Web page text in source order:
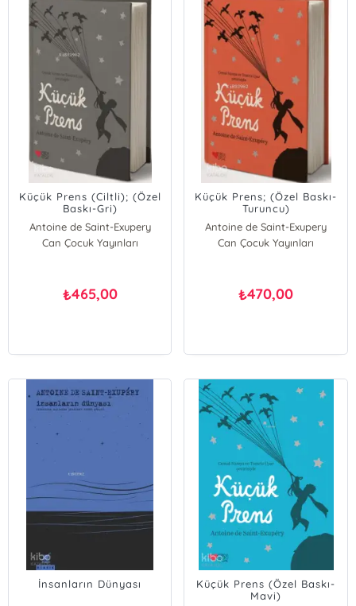
Küçük Prens (Ciltli); (Özel
Baskı-Gri)
Antoine de Saint-Exupery
Can Çocuk Yayınları
₺465,00
Küçük Prens; (Özel Baskı-
Turuncu)
Antoine de Saint-Exupery
Can Çocuk Yayınları
₺470,00
İnsanların Dünyası
Küçük Prens (Özel Baskı-
Mavi)